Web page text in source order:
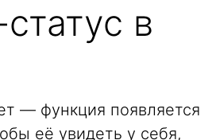
в
— функция появляется
её увидеть у себя,